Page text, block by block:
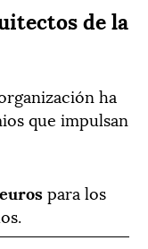
de la
ha
que impulsan
para los